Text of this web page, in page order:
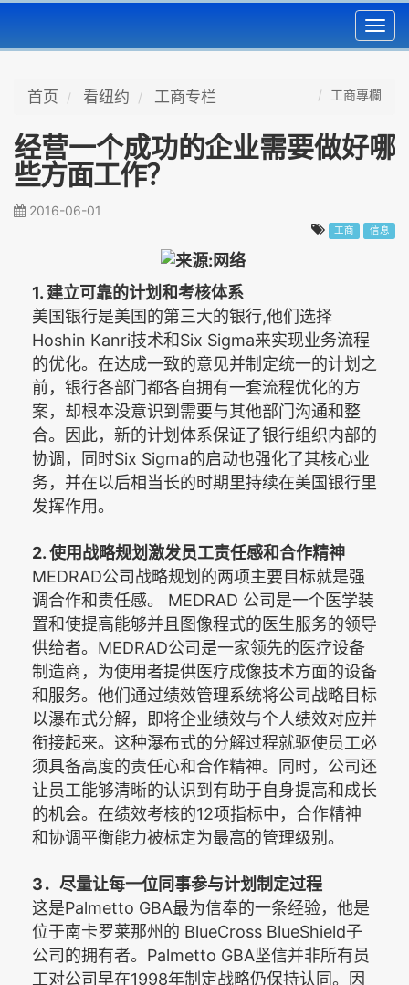
首页 看纽约 工商专栏 工商專欄
经营一个成功的企业需要做好哪
些方面工作？
2016-06-01
工商 信息
1. 建立可靠的计划和考核体系
美国银行是美国的第三大的银行,他们选择
Hoshin Kanri技术和 Six Sigma来实现业务流程
的优化。在达成一致的意见并制定统一的计划之
前，银行各部门都各自拥有一套流程优化的方
案，却根本没意识到需要与其他部门沟通和整
合。因此，新的计划体系保证了银行组织内部的
协调，同时Six Sigma的启动也强化了其核心业
务，并在以后相当长的时期里持续在美国银行里
发挥作用。
2. 使用战略规划激发员工责任感和合作精神
MEDRAD公司战略规划的两项主要目标就是强
调合作和责任感。
MEDRAD 公司是一个医学装
置和使提高能够并且图像程式的医生服务的领导
供给者。 MEDRAD公司是一家领先的医疗设备
制造商，为使用者提供医疗成像技术方面的设备
和服务。他们通过绩效管理系统将公司战略目标
以瀑布式分解，即将企业绩效与个人绩效对应并
衔接起来。这种瀑布式的分解过程就驱使员工必
须具备高度的责任心和合作精神。同时，公司还
让员工能够清晰的认识到有助于自身提高和成长
的机会。在绩效考核的12项指标中，合作精神
和协调平衡能力被标定为最高的管理级别。
3 ．尽量让每一位同事参与计划制定过程
这是Palmetto GBA最为信奉的一条经验，他是
位于南卡罗莱那州的 BlueCross BlueShield子
公司的拥有者。 Palmetto GBA坚信并非所有员
工对公司早在1998年制定战略仍保持认同。因